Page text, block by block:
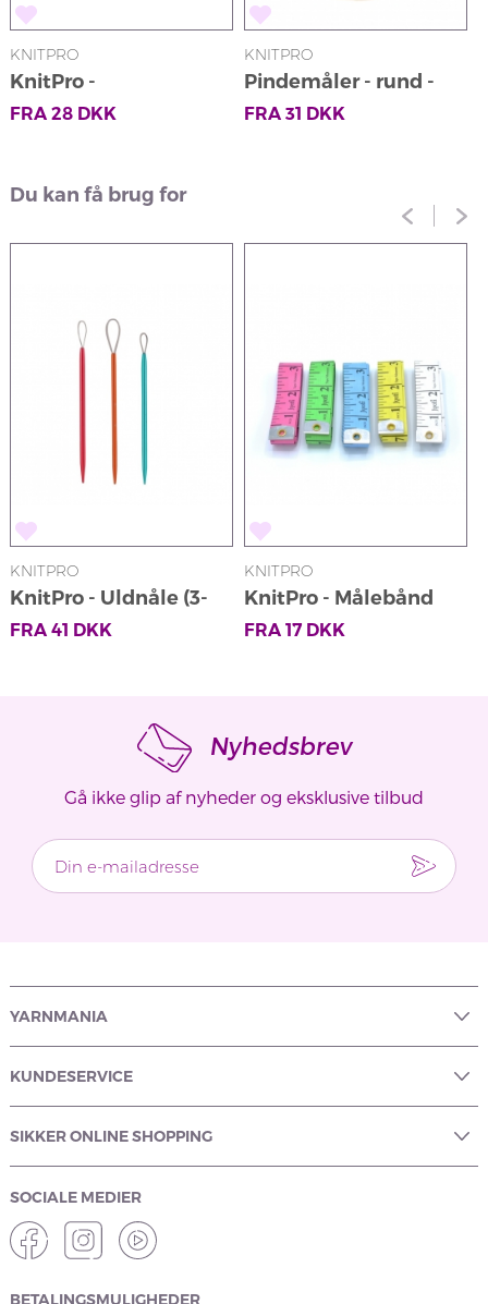
KNITPRO
KnitPro -
Pindebeskyttere
FRA 28DKK
KNITPRO
Pindemåler - rund -
beige
FRA 31 DKK
Du kan få brug for
KNITPRO
KnitPro - Uldnåle (3-
pak)
FRA 41 DKK
KNITPRO
KnitPro - Målebånd
FRA 17DKK
Nyhedsbrev
Gå ikke glip af nyheder og eksklusive tilbud
YARNMANIA
KUNDESERVICE
SIKKER ONLINE SHOPPING
SOCIALE MEDIER